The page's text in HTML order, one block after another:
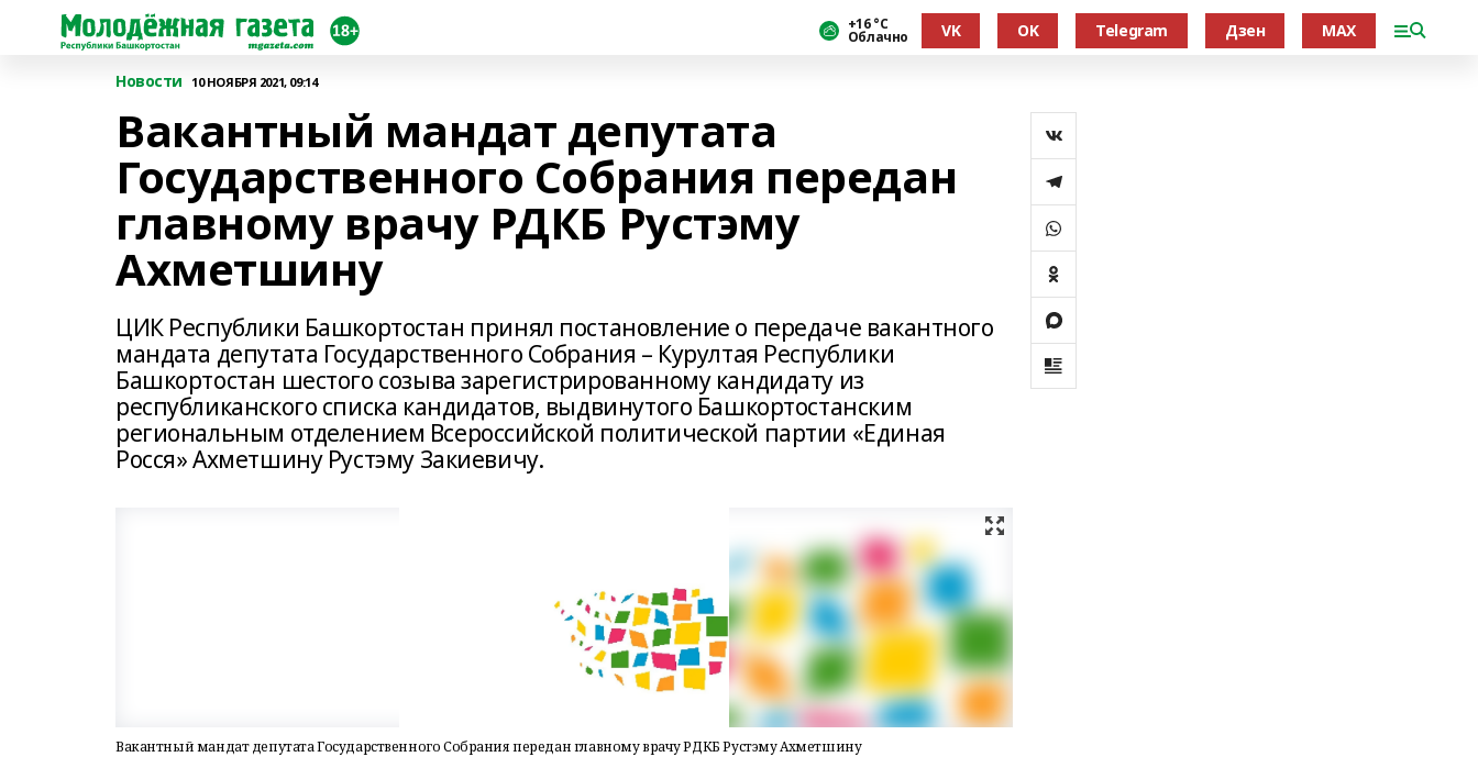
+16 °С
Облачно VK OK Telegram Дзен MAX
Новости 10 НОЯБРЯ 2021, 09:14
Вакантный мандат депутата
Государственного Собрания передан
главному врачу РДКБ Рустэму
Ахметшину
ЦИК Республики Башкортостан принял постановление о передаче вакантного
мандата депутата Государственного Собрания – Курултая Республики
Башкортостан шестого созыва зарегистрированному кандидату из
республиканского списка кандидатов, выдвинутого Башкортостанским
региональным отделением Всероссийской политической партии «Единая
Росся» Ахметшину Рустэму Закиевичу.
Вакантный мандат депутата Государственного Собрания передан главному врачу РДКБ Рустэму Ахметшину